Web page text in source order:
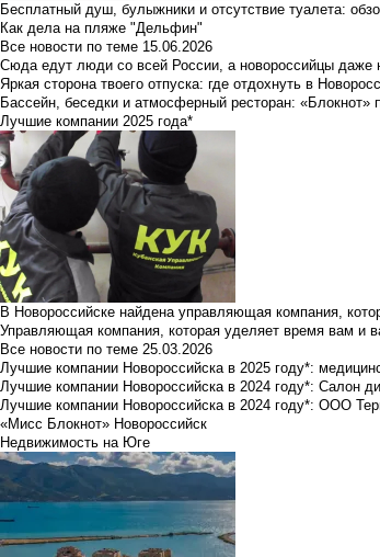
Бесплатный душ, булыжники и отсутствие туалета:
Как дела на пляже "Дельфин"
Все новости по теме 15.06.2026
Сюда едут люди со всей России, а новороссийцы даже
Яркая сторона твоего отпуска: где отдохнуть в
Бассейн, беседки и атмосферный ресторан: «Блокнот»
Лучшие компании 2025 года*
В Новороссийске найдена управляющая компания,
Управляющая компания, которая уделяет время вам и
Все новости по теме 25.03.2026
Лучшие компании Новороссийска в 2025 году*:
Лучшие компании Новороссийска в 2024 году*: Салон
Лучшие компании Новороссийска в 2024 году*: ООО
«Мисс Блокнот» Новороссийск
Недвижимость на Юге